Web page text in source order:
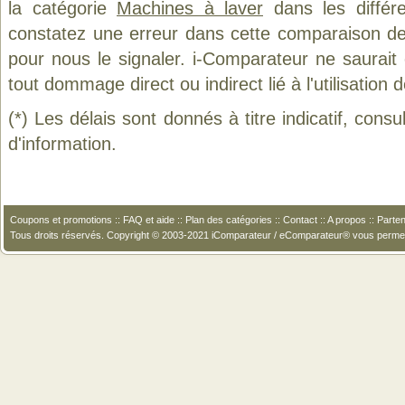
la catégorie Machines à laver dans les
constatez une erreur dans cette comparaison
pour nous le signaler. i-Comparateur ne
tout dommage direct ou indirect lié à l'utilisation
(*) Les délais sont donnés à titre indicatif,
d'information.
Coupons et promotions :: FAQ et aide :: Plan des catégories :: Contact :: A propos ::
Tous droits réservés. Copyright © 2003-2021 iComparateur / eComparateur® vous